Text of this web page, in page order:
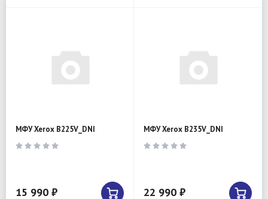
МФУ Xerox B225V_DNI
15 990 ₽
МФУ Xerox B235V_DNI
22 990 ₽